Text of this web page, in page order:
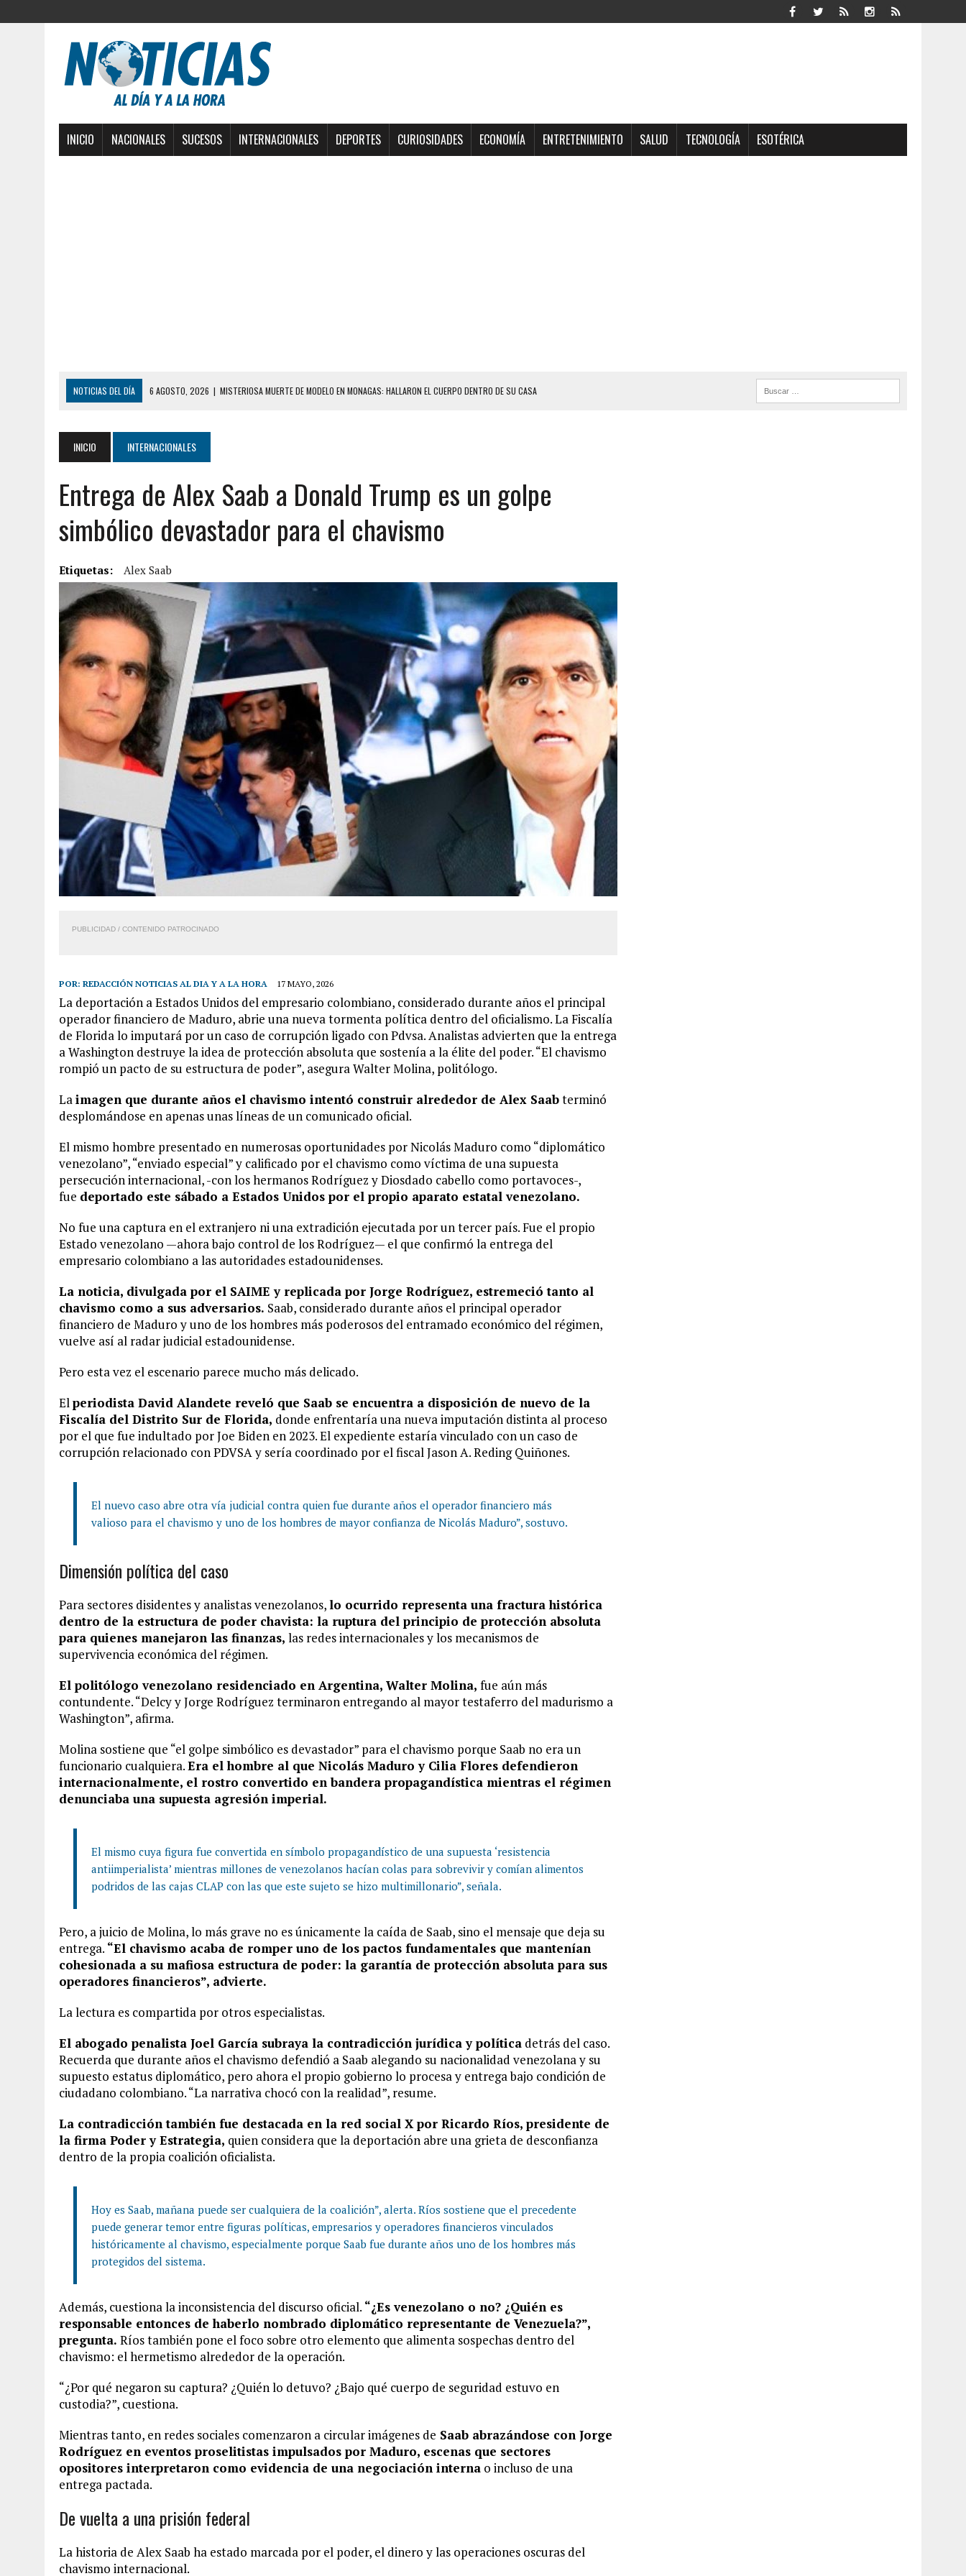
INICIO NACIONALES SUCESOS INTERNACIONALES DEPORTES CURIOSIDADES ECONOMÍA ENTRETENIMIENTO SALUD TECNOLOGÍA ESOTÉRICA
NOTICIAS DEL DÍA 6 AGOSTO, 2026 | MISTERIOSA MUERTE DE MODELO EN MONAGAS: HALLARON EL CUERPO DENTRO DE SU CASA
5 AGOSTO, 2026 | PRESUNTO BROTE PSICÓTICO POR FALTA DE TRATAMIENTO DESENCADENÓ TRAGEDIA FAMILIAR
5 AGOSTO, 2026
HORROR EN BARINAS: UN HOMBRE INDUJO AL SUICIDIO A UNA ADOLESCENTE DE 13 AÑOS TRAS ABUSAR DE ELLA
3 AGOSTO, 2026
LA INCREÍBLE FORMA EN LA QUE SOBREVIVIÓ UN HOMBRE Y SU FAMILIA TRAS LOS TERREMOTOS: CAYERON DESDE EL PISO NUEVE DEL
EDIFICIO PETUNIA
7 AGOSTO, 2026 | HOMBRE ASESINÓ A SU TÍA CON UN PUÑAL Y DEJÓ HERIDAS A SU PRIMA Y A OTRO FAMILIAR EN BOLÍVAR
7 AGOSTO, 2026 | YARACUY: ASESINARON DOS HOMBRES EL MISMO DÍA EN SECTORES VECINOS
7 AGOSTO, 2026 | LOCALIZARON CUERPO DE ‘LA SEÑORA DE LAS UÑAS BONITAS’ 42 DÍAS DESPUÉS DE LOS TERREMOTOS EN LA GUAIRA
INICIO INTERNACIONALES
Entrega de Alex Saab a Donald Trump es un golpe
simbólico devastador para el chavismo
Etiquetas: Alex Saab
PUBLICIDAD / CONTENIDO PATROCINADO
POR: REDACCIÓN NOTICIAS AL DIA Y A LA HORA 17 MAYO, 2026
La deportación a Estados Unidos del empresario colombiano, considerado durante años el principal
operador financiero de Maduro, abrie una nueva tormenta política dentro del oficialismo. La Fiscalía
de Florida lo imputará por un caso de corrupción ligado con Pdvsa. Analistas advierten que la entrega
a Washington destruye la idea de protección absoluta que sostenía a la élite del poder. “El chavismo
rompió un pacto de su estructura de poder”, asegura Walter Molina, politólogo.
Laimagen que durante años el chavismo intentó construir alrededor de Alex Saabterminó
desplomándose en apenas unas líneas de un comunicado oficial.
El mismo hombre presentado en numerosas oportunidades por Nicolás Maduro como “diplomático
venezolano”, “enviado especial” y calificado por el chavismo como víctima de una supuesta
persecución internacional, -con los hermanos Rodríguez y Diosdado cabello como portavoces-,
fue deportado este sábado a Estados Unidos por el propio aparato estatal venezolano.
No fue una captura en el extranjero ni una extradición ejecutada por un tercer país. Fue el propio
Estado venezolano —ahora bajo control de los Rodríguez— el que confirmó la entrega del
empresario colombiano a las autoridades estadounidenses.
La noticia, divulgada por el SAIME y replicada por Jorge Rodríguez, estremeció tanto al
chavismo como a sus adversarios. Saab, considerado durante años el principal operador
financiero de Maduro y uno de los hombres más poderosos del entramado económico del régimen,
vuelve así al radar judicial estadounidense.
Pero esta vez el escenario parece mucho más delicado.
Elperiodista David Alandete reveló que Saab se encuentra a disposición de nuevo de la
Fiscalía del Distrito Sur de Florida, donde enfrentaría una nueva imputación distinta al proceso
por el que fue indultado por Joe Biden en 2023. El expediente estaría vinculado con un caso de
corrupción relacionado con PDVSA y sería coordinado por el fiscal Jason A. Reding Quiñones.
El nuevo caso abre otra vía judicial contra quien fue durante años el operador financiero más
valioso para el chavismo y uno de los hombres de mayor confianza de Nicolás Maduro”, sostuvo.
Dimensión política del caso
Para sectores disidentes y analistas venezolanos,lo ocurrido representa una fractura histórica
dentro de la estructura de poder chavista: la ruptura del principio de protección absoluta
para quienes manejaron las finanzas, las redes internacionales y los mecanismos de
supervivencia económica del régimen.
El politólogo venezolano residenciado en Argentina, Walter Molina, fue aún más
contundente. “Delcy y Jorge Rodríguez terminaron entregando al mayor testaferro del madurismo a
Washington”, afirma.
Molina sostiene que “el golpe simbólico es devastador” para el chavismo porque Saab no era un
funcionario cualquiera.Era el hombre al que Nicolás Maduro y Cilia Flores defendieron
internacionalmente, el rostro convertido en bandera propagandística mientras el régimen
denunciaba una supuesta agresión imperial.
El mismo cuya figura fue convertida en símbolo propagandístico de una supuesta ‘resistencia
antiimperialista’ mientras millones de venezolanos hacían colas para sobrevivir y comían alimentos
podridos de las cajas CLAP con las que este sujeto se hizo multimillonario”, señala.
Pero, a juicio de Molina, lo más grave no es únicamente la caída de Saab, sino el mensaje que deja su
entrega. “El chavismo acaba de romper uno de los pactos fundamentales que mantenían
cohesionada a su mafiosa estructura de poder: la garantía de protección absoluta para sus
operadores financieros”, advierte.
La lectura es compartida por otros especialistas.
El abogado penalista Joel García subraya la contradicción jurídica y política detrás del caso.
Recuerda que durante años el chavismo defendió a Saab alegando su nacionalidad venezolana y su
supuesto estatus diplomático, pero ahora el propio gobierno lo procesa y entrega bajo condición de
ciudadano colombiano. “La narrativa chocó con la realidad”, resume.
La contradicción también fue destacada en la red social X por Ricardo Ríos, presidente de
la firma Poder y Estrategia, quien considera que la deportación abre una grieta de desconfianza
dentro de la propia coalición oficialista.
Hoy es Saab, mañana puede ser cualquiera de la coalición”, alerta. Ríos sostiene que el precedente
puede generar temor entre figuras políticas, empresarios y operadores financieros vinculados
históricamente al chavismo, especialmente porque Saab fue durante años uno de los hombres más
protegidos del sistema.
Además, cuestiona la inconsistencia del discurso oficial. “¿Es venezolano o no? ¿Quién es
responsable entonces de haberlo nombrado diplomático representante de Venezuela?”,
pregunta. Ríos también pone el foco sobre otro elemento que alimenta sospechas dentro del
chavismo: el hermetismo alrededor de la operación.
“¿Por qué negaron su captura? ¿Quién lo detuvo? ¿Bajo qué cuerpo de seguridad estuvo en
custodia?”, cuestiona.
Mientras tanto, en redes sociales comenzaron a circular imágenes de Saab abrazándose con Jorge
Rodríguez en eventos proselitistas impulsados por Maduro, escenas que sectores
opositores interpretaron como evidencia de una negociación interna o incluso de una
entrega pactada.
De vuelta a una prisión federal
La historia de Alex Saab ha estado marcada por el poder, el dinero y las operaciones oscuras del
chavismo internacional.